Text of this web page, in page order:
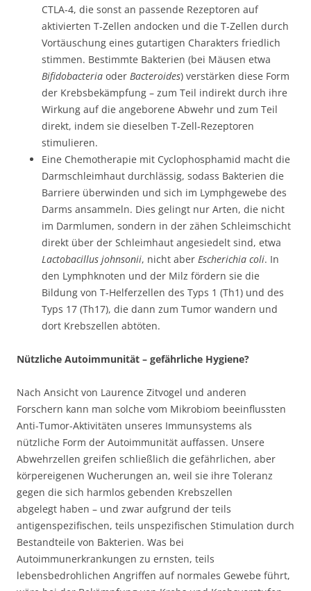
CTLA-4, die sonst an passende Rezeptoren auf
aktivierten T-Zellen andocken und die T-Zellen durch
Vortäuschung eines gutartigen Charakters friedlich
stimmen. Bestimmte Bakterien (bei Mäusen etwa
Bifidobacteria oder Bacteroides) verstärken diese Form
der Krebsbekämpfung – zum Teil indirekt durch ihre
Wirkung auf die angeborene Abwehr und zum Teil
direkt, indem sie dieselben T-Zell-Rezeptoren
stimulieren.
Eine Chemotherapie mit Cyclophosphamid macht die
Darmschleimhaut durchlässig, sodass Bakterien die
Barriere überwinden und sich im Lymphgewebe des
Darms ansammeln. Dies gelingt nur Arten, die nicht
im Darmlumen, sondern in der zähen Schleimschicht
direkt über der Schleimhaut angesiedelt sind, etwa
Lactobacillus johnsonii, nicht aber Escherichia coli. In
den Lymphknoten und der Milz fördern sie die
Bildung von T-Helferzellen des Typs 1 (Th1) und des
Typs 17 (Th17), die dann zum Tumor wandern und
dort Krebszellen abtöten.
Nützliche Autoimmunität – gefährliche Hygiene?
Nach Ansicht von Laurence Zitvogel und anderen
Forschern kann man solche vom Mikrobiom beeinflussten
Anti-Tumor-Aktivitäten unseres Immunsystems als
nützliche Form der Autoimmunität auffassen. Unsere
Abwehrzellen greifen schließlich die gefährlichen, aber
körpereigenen Wucherungen an, weil sie ihre Toleranz
gegen die sich harmlos gebenden Krebszellen
abgelegt haben – und zwar aufgrund der teils
antigenspezifischen, teils unspezifischen Stimulation durch
Bestandteile von Bakterien. Was bei
Autoimmunerkrankungen zu ernsten, teils
lebensbedrohlichen Angriffen auf normales Gewebe führt,